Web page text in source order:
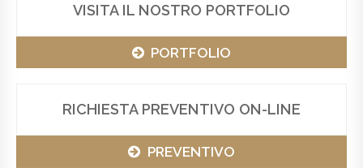
VISITA IL NOSTRO PORTFOLIO
PORTFOLIO
RICHIESTA PREVENTIVO ON-LINE
PREVENTIVO